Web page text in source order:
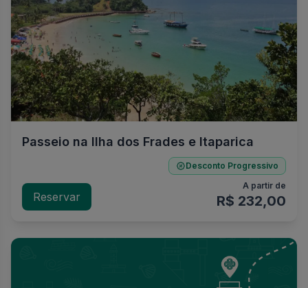
Passeio na Ilha dos Frades e Itaparica
Desconto Progressivo
Reservar
A partir de
R$ 232,00